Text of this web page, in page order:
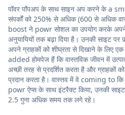
पॉवर पॉपअप के साथ साइन अप करने के a
संपर्कों को 250% से अधिक (600 से अधिक
boost ने powr सोशल का उपयोग करके
अनुयायियों तक बढ़ा दिया है। उनकी साइट
अपने ग्राहकों को शीघ्रता से दिखाने के लिए
added होमपेज हैं कि वास्तविक जीवन में
अच्छी तरह से प्रदर्शित करता है और ग्राहकों
प्रदान करता है। वास्तव में वे coming to कि
powr ऐप्स के साथ इंटरैक्ट किया, उनकी
2.5 गुना अधिक समय तक लगे रहे।